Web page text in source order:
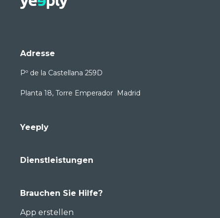
Adresse
Pº de la Castellana 259D
Planta 18, Torre Emperador Madrid
Yeeply
Dienstleistungen
Brauchen Sie Hilfe?
App erstellen